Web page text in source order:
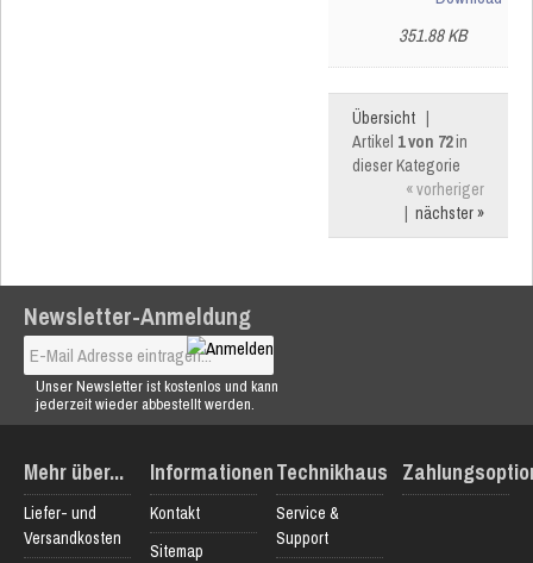
351.88 KB
Übersicht |
Artikel 1 von 72in
dieser Kategorie
« vorheriger
| nächster »
Newsletter-Anmeldung
Unser Newsletter ist kostenlos und kann
jederzeit wieder abbestellt werden.
Mehr über...
Liefer- und
Versandkosten
Informationen
Kontakt
Sitemap
Technikhaus
Service &
Support